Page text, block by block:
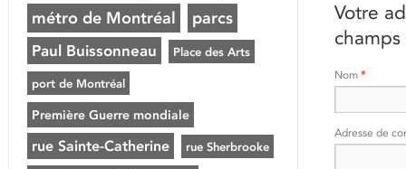
Votre
Nom *
Adresse de
métro de Montréal parcs
Paul Buissonneau Place des Arts
port de Montréal
Première Guerre mondiale
rue Sainte-Catherine rue Sherbrooke